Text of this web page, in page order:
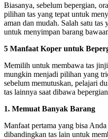
Biasanya, sebelum bepergian,
pilihan tas yang tepat untuk
aman dan mudah. Salah satu
untuk menyimpan barang
5 Manfaat Koper untuk
Memilih untuk membawa tas
mungkin menjadi pilihan yang
sebelum memutuskan, pelajari
tas lainnya saat dibawa
1. Memuat Banyak Barang
Manfaat pertama yang bisa
dibandingkan tas lain untuk